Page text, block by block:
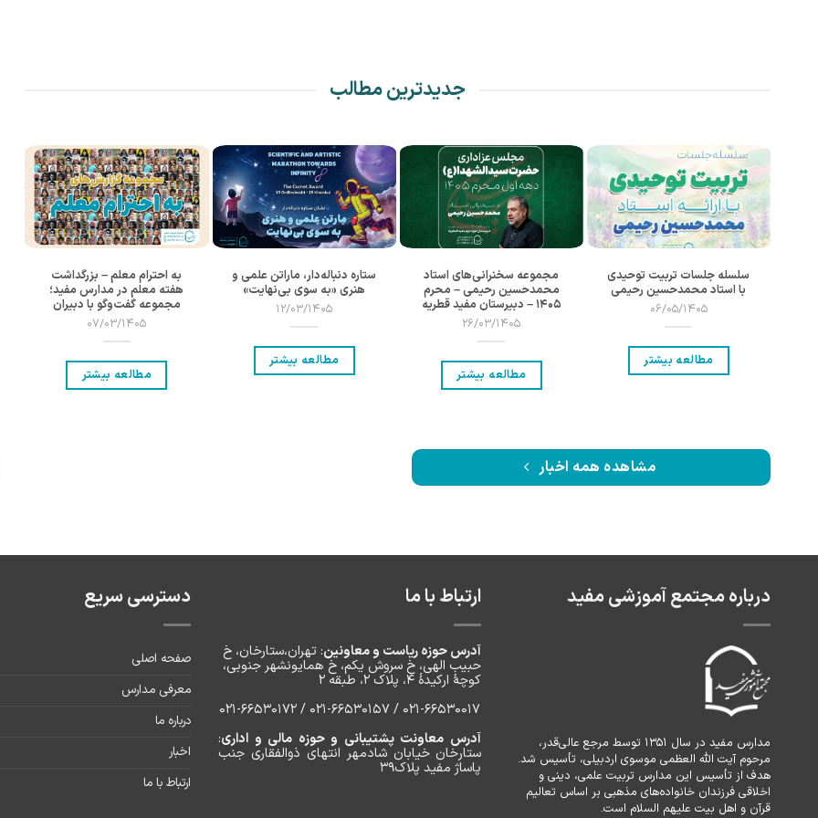
جدیدترین مطالب
سلسله جلسات تربیت توحیدی
با استاد محمدحسین رحیمی
06/05/1405
مطالعه بیشتر
مجموعه سخنرانی‌های استاد
محمدحسین رحیمی – محرم
۱۴۰۵ – دبیرستان مفید قطریه
26/03/1405
مطالعه بیشتر
ستاره دنباله‌دار، ماراتن علمی و
هنری «به سوی بی‌نهایت»
12/03/1405
مطالعه بیشتر
به احترام معلم – بزرگداشت
هفته معلم در مدارس مفید؛
مجموعه گفت‌وگو با دبیران
07/03/1405
مطالعه بیشتر
چرا بعضی کودکان زود ناامید
می‌شوند؟ راه‌های پرورش
تاب‌آوری در دانش‌آموزان
04/10/1404
مطالعه بیشتر
مشاهده همه اخبار
درباره مجتمع آموزشی مفید
مدارس مفید در سال ۱۳۵۱ توسط مرجع عالی‌قدر،
مرحوم آیت الله العظمی موسوی اردبیلی، تأسیس شد.
هدف از تأسیس این مدارس تربیت علمی، دینی و
اخلاقی فرزندان خانواده‌های مذهبی بر اساس تعالیم
قرآن و اهل بیت علیهم السلام است.
ارتباط با ما
آدرس حوزه ریاست و معاونین: تهران،ستارخان، خ
حبیب الهی، خ سروش یکم، خ‌ همایونشهر جنوبی،
کوچۀ ارکیدۀ ۴، پلاک ۲، طبقه ۲
۰۲۱-66530017 / 021-66530157 / 021-66530172
آدرس معاونت پشتیبانی و حوزه مالی و اداری:
ستارخان خیابان شادمهر انتهای ذوالفقاری جنب
پاساژ مفید پلاک۳۹
دسترسی سریع
صفحه اصلی
معرفی مدارس
درباره ما
اخبار
ارتباط با ما